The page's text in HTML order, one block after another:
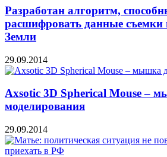
Разработан алгоритм,
расшифровать данные съемки
Земли
29.09.2014
Axsotic 3D Spherical Mouse –
моделирования
29.09.2014